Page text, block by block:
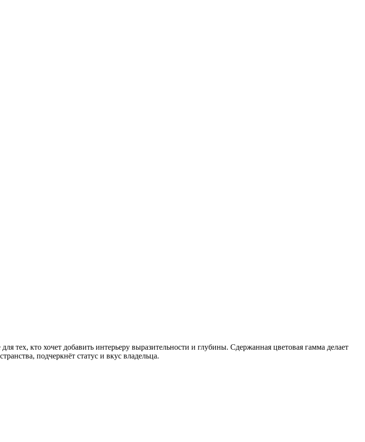
кто хочет добавить интерьеру выразительности и глубины. Сдержанная цветовая гамма делает
подчеркнёт статус и вкус владельца.